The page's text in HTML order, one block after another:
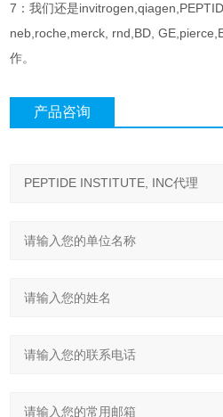
7：我们还是
neb,roche,merck, rnd,BD,
作。
产品咨询